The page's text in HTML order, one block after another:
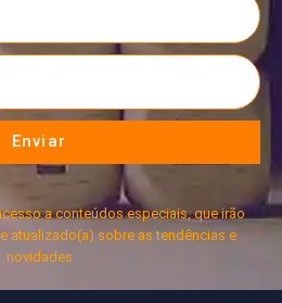
Enviar
a conteúdos especiais, que irão
atualizado(a) sobre as tendências e
novidades